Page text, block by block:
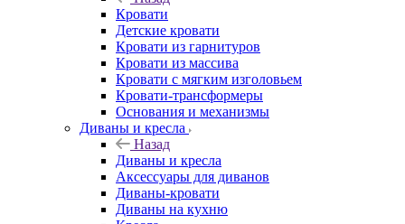
Кровати
Детские кровати
Кровати из гарнитуров
Кровати из массива
Кровати с мягким изголовьем
Кровати-трансформеры
Основания и механизмы
Диваны и кресла
Назад
Диваны и кресла
Аксессуары для диванов
Диваны-кровати
Диваны на кухню